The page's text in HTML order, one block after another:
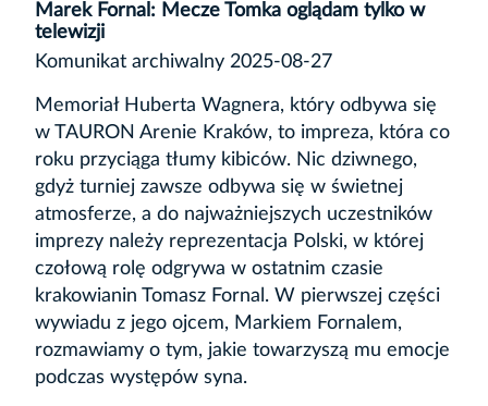
Marek Fornal: Mecze Tomka oglądam tylko w
telewizji
Komunikat archiwalny 2025-08-27
Memoriał Huberta Wagnera, który odbywa się
w TAURON Arenie Kraków, to impreza, która co
roku przyciąga tłumy kibiców. Nic dziwnego,
gdyż turniej zawsze odbywa się w świetnej
atmosferze, a do najważniejszych uczestników
imprezy należy reprezentacja Polski, w której
czołową rolę odgrywa w ostatnim czasie
krakowianin Tomasz Fornal. W pierwszej części
wywiadu z jego ojcem, Markiem Fornalem,
rozmawiamy o tym, jakie towarzyszą mu emocje
podczas występów syna.